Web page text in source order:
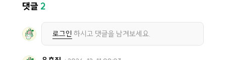
댓글2
로그인 하시고 댓글을 남겨보세요.